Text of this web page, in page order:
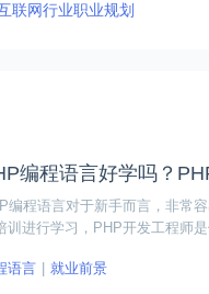
联网行业职业规划
编程语言好学吗？
编程语言对于新手而言，非常
训进行学习，PHP开发工程师
。
语言 就业前景